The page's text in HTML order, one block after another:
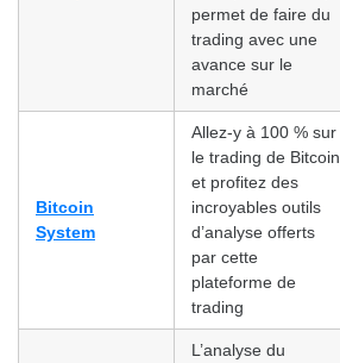
permet de faire du
trading avec une
avance sur le
marché
Bitcoin
System
Allez-y à 100 % sur
le trading de Bitcoin
et profitez des
incroyables outils
d’analyse offerts
par cette
plateforme de
trading
L’analyse du